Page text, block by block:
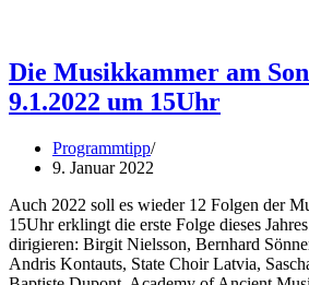
Hotelgewerbe
Die Musikkammer am
9.1.2022 um 15Uhr
Programmtipp
9. Januar 2022
Auch 2022 soll es wieder 12 Folgen der
15Uhr erklingt die erste Folge dieses
dirigieren: Birgit Nielsson, Bernhard
Andris Kontauts, State Choir Latvia,